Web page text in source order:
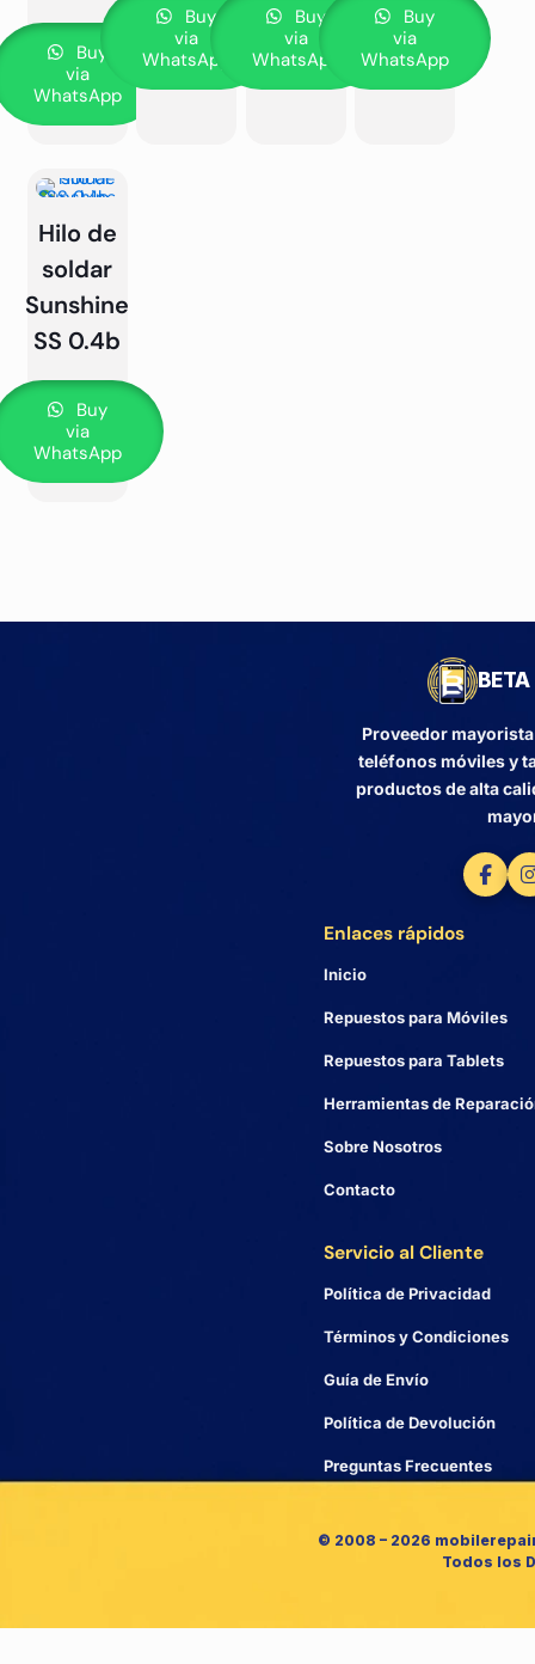
Buy
via
WhatsApp
Buy
via
WhatsApp
Buy
via
WhatsApp
Buy
via
WhatsApp
Hilo de
soldar
Sunshine
SS 0.4b
Buy
via
WhatsApp
Proveedor
teléfonos móviles y
productos de alta
Enlaces rápidos
Inicio
Repuestos para Móviles
Repuestos para Tablets
Herramientas de
Sobre Nosotros
Contacto
Servicio al Cliente
Política de Privacidad
Términos y Condiciones
Guía de Envío
Política de Devolución
Preguntas Frecuentes
© 2008 – 2026
Todos los